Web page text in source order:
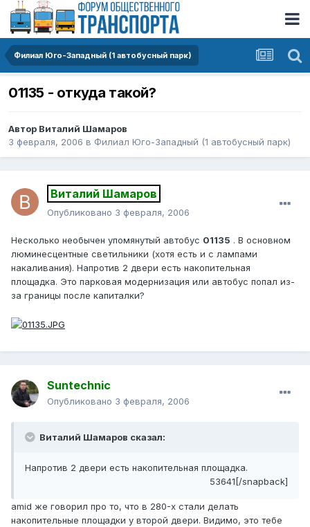
Филиал Юго-Западный (1 автобусный парк)
01135 - откуда такой?
Автор Виталий Шамаров
3 февраля, 2006 в Филиал Юго-Западный (1 автобусный парк)
Виталий Шамаров
Опубликовано 3 февраля, 2006
Несколько необычен упомянутый автобус 01135 . В основном
люминесцентные светильники (хотя есть и с лампами
накаливания). Напротив 2 двери есть накопительная
площадка. Это парковая модернизация или автобус попал из-
за границы после капиталки?
Suntechnic
Опубликовано 3 февраля, 2006
Виталий Шамаров сказал:
Напротив 2 двери есть накопительная площадка.
53641[/snapback]
amid же говорил про то, что в 280-х стали делать
накопительные площадки у второй двери. Видимо, это тебе